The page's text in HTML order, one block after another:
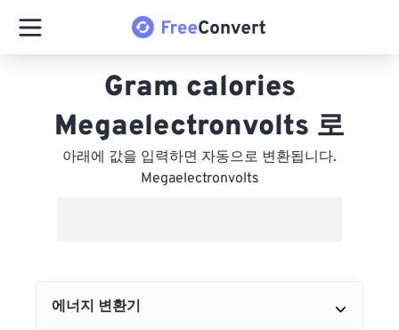
Gram calories
Megaelectronvolts 로
아래에 값을 입력하면 자동으로 변환됩니다.
Megaelectronvolts